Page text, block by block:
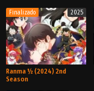
OVA
Finalizado 2025
Ranma ½ (2024) 2nd
Season